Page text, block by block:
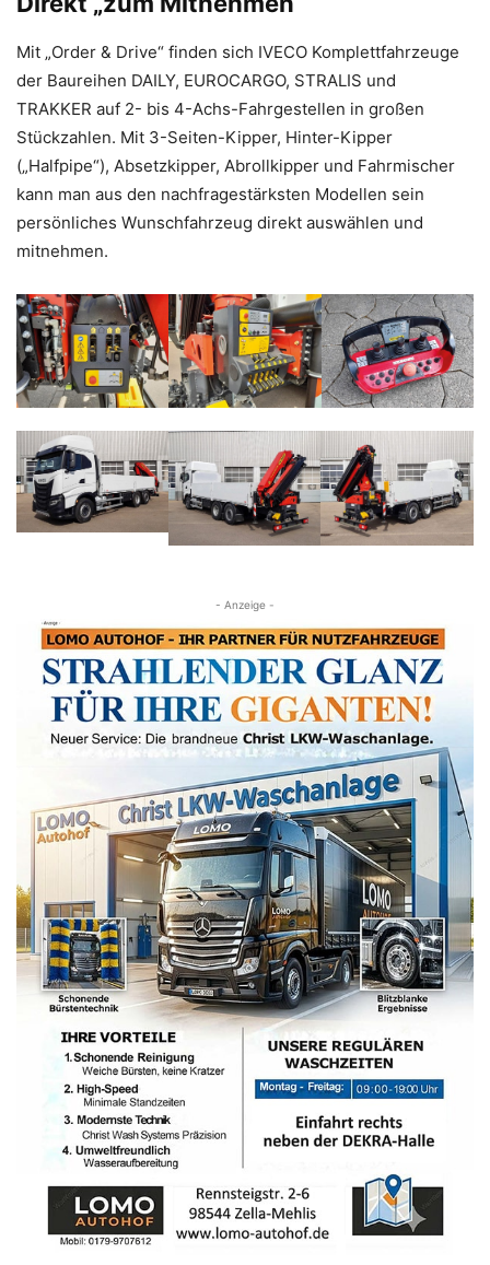
Mit „Order & Drive“ finden sich IVECO Komplettfahrzeuge
der Baureihen DAILY, EUROCARGO, STRALIS und
TRAKKER auf 2- bis 4-Achs-Fahrgestellen in großen
Stückzahlen. Mit 3-Seiten-Kipper, Hinter-Kipper
(„Halfpipe“), Absetzkipper, Abrollkipper und Fahrmischer
kann man aus den nachfragestärksten Modellen sein
persönliches Wunschfahrzeug direkt auswählen und
mitnehmen.
- Anzeige -